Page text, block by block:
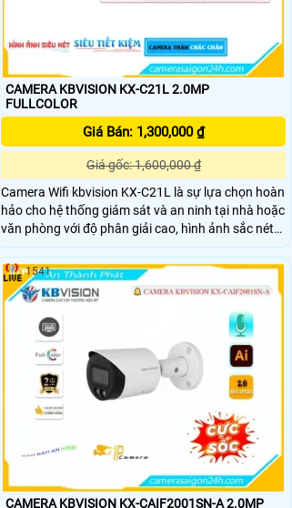
CAMERA KBVISION KX-C21L 2.0MP
FULLCOLOR
Giá Bán: 1,300,000 ₫
Giá gốc: 1,600,000 ₫
Camera Wifi kbvision KX-C21L là sự lựa chọn hoàn
hảo cho hệ thống giám sát và an ninh tại nhà hoặc
văn phòng với độ phân giải cao, hình ảnh sắc nét
và góc nhìn rộng, camera KX-C21L giúp bạn quan
sát mọi hoạt động một cách dễ dàng. Sản phẩm
được thiết kế nhỏ gọn, dễ dàng lắp đặt và cài đặt
thông qua ứng dụng di động tiện lợi
CAMERA KBVISION KX-CAIF2001SN-A 2.0MP
1541